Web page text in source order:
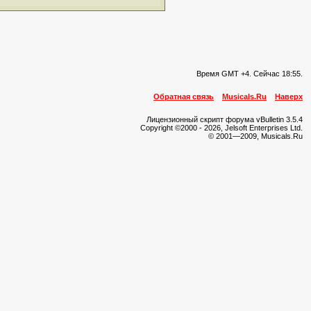
Время GMT +4. Сейчас 18:55
Обратная связь Musicals.Ru Наверх
Лицензионный скрипт форума vBulletin 3.5.4
Copyright ©2000 - 2026, Jelsoft Enterprises Ltd.
© 2001—2009, Musicals.Ru